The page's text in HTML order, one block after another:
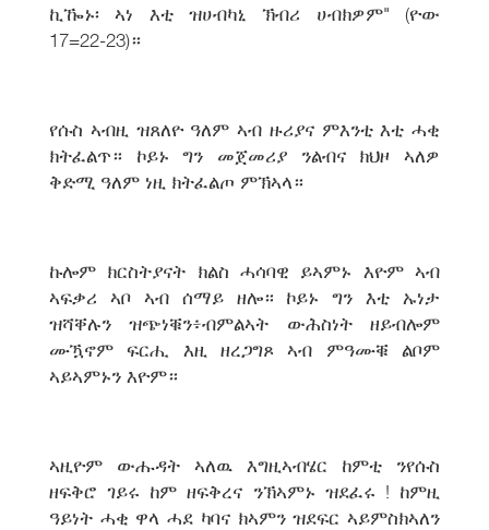
ኪዀኑ፡ ኣነ እቲ ዝሀብካኒ ኽብሪ ሀብክዎም" (ዮው
17=22-23)።
የሱስ ኣብዚ ዝጸለዮ ዓለም ኣብ ዙሪያና ምእንቲ እቲ ሓቂ
ክትፈልጥ። ኮይኑ ግን መጀመሪያ ንልብና ክህዞ ኣለዎ
ቅድሚ ዓለም ነዚ ክትፈልጦ ምኽኣላ።
ኩሎም ክርስትያናት ክልስ ሓሳባዊ ይኣምኑ እዮም ኣብ
ኣፍቃሪ ኣቦ ኣብ ሰማይ ዘሎ። ኮይኑ ግን እቲ ኡነታ
ዝሻቐሉን ዝጭነቑን፥ብምልኣት ውሕስነት ዘይብሎም
ሙዃኖም ፍርሒ እዚ ዘረጋግጾ ኣብ ምዓሙቑ ልቦም
ኣይኣምኑን እዮም።
ኣዚዮም ውሑዳት ኣለዉ እግዚኣብሄር ከምቲ ንየሱስ
ዘፍቅሮ ገይሩ ከም ዘፍቅረና ንኽኣምኑ ዝደፈሩ ! ከምዚ
ዓይነት ሓቂ ዋላ ሓደ ካባና ክኣምን ዝደፍር ኣይምስክኣለን